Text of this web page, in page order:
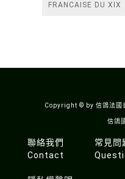
FRANCAISE DU XIX
Copyright © by 信鴿法
信鴿
聯絡我們
Contact
常見問